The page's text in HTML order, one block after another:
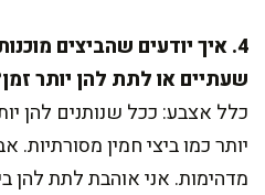
4. איך יודעים שהביצים
שעתיים או לתת להן יותר
כלל אצבע: ככל שנותנים להן
יותר כמו ביצי חמין
מדהימות. אני אוהבת לתת להן